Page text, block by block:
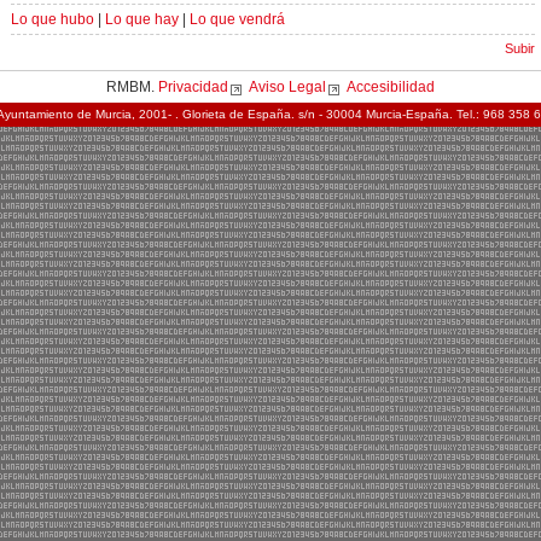
Lo que hubo Lo que hay Lo que vendrá
Subir
RMBM. Privacidad Aviso Legal Accesibilidad
de Murcia, 2001- . Glorieta de España. s/n - 30004 Murcia-España. Tel.: 968 358